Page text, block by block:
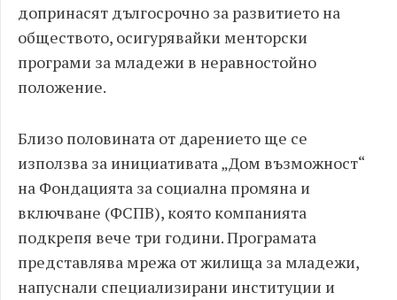
допринасят дългосрочно за развитието на
обществото, осигурявайки менторски
програми за младежи в неравностойно
положение.
Близо половината от дарението ще се
използва за инициативата „Дом възможност“
на Фондацията за социална промяна и
включване (ФСПВ), която компанията
подкрепя вече три години. Програмата
представлява мрежа от жилища за младежи,
напуснали специализирани институции и